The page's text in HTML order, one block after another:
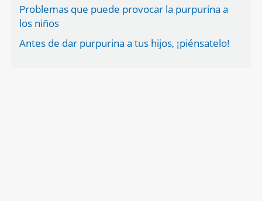
Problemas que puede provocar la purpurina a
los niños
Antes de dar purpurina a tus hijos, ¡piénsatelo!